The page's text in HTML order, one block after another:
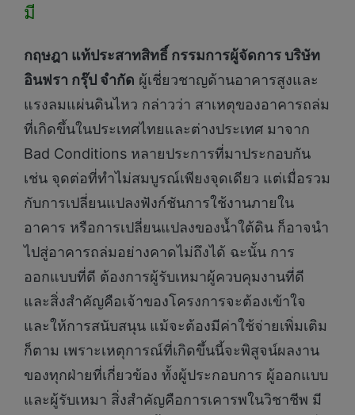
มี
กฤษฎา แท้ประสาทสิทธิ์ กรรมการผู้จัดการ บริษัท
อินฟรา กรุ๊ป จำกัด ผู้เชี่ยวชาญด้านอาคารสูงและ
แรงลมแผ่นดินไหว กล่าวว่า สาเหตุของอาคารถล่ม
ที่เกิดขึ้นในประเทศไทยและต่างประเทศ มาจาก
Bad Conditions หลายประการที่มาประกอบกัน
เช่น จุดต่อที่ทำไม่สมบูรณ์เพียงจุดเดียว แต่เมื่อรวม
กับการเปลี่ยนแปลงฟังก์ชันการใช้งานภายใน
อาคาร หรือการเปลี่ยนแปลงของน้ำใต้ดิน ก็อาจนำ
ไปสู่อาคารถล่มอย่างคาดไม่ถึงได้ ฉะนั้น การ
ออกแบบที่ดี ต้องการผู้รับเหมาผู้ควบคุมงานที่ดี
และสิ่งสำคัญคือเจ้าของโครงการจะต้องเข้าใจ
และให้การสนับสนุน แม้จะต้องมีค่าใช้จ่ายเพิ่มเติม
ก็ตาม เพราะเหตุการณ์ที่เกิดขึ้นนี้จะพิสูจน์ผลงาน
ของทุกฝ่ายที่เกี่ยวข้อง ทั้งผู้ประกอบการ ผู้ออกแบบ
และผู้รับเหมา สิ่งสำคัญคือการเคารพในวิชาชีพ มี